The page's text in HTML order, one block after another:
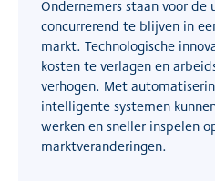
Ondernemers staan voor de
concurrerend te blijven in
markt. Technologische
kosten te verlagen en
verhogen. Met
intelligente systemen
werken en sneller inspelen
marktveranderingen.